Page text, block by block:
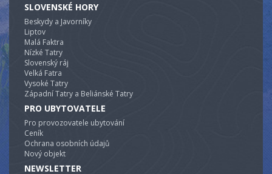
SLOVENSKÉ HORY
Beskydy a Javorníky
Liptov
Malá Faktra
Nízké Tatry
Slovenský ráj
Velká Fatra
Vysoké Tatry
Západní Tatry a Beliánské Tatry
PRO UBYTOVATELE
Pro provozovatele ubytování
Ceník
Ochrana osobních údajů
Nový objekt
NEWSLETTER